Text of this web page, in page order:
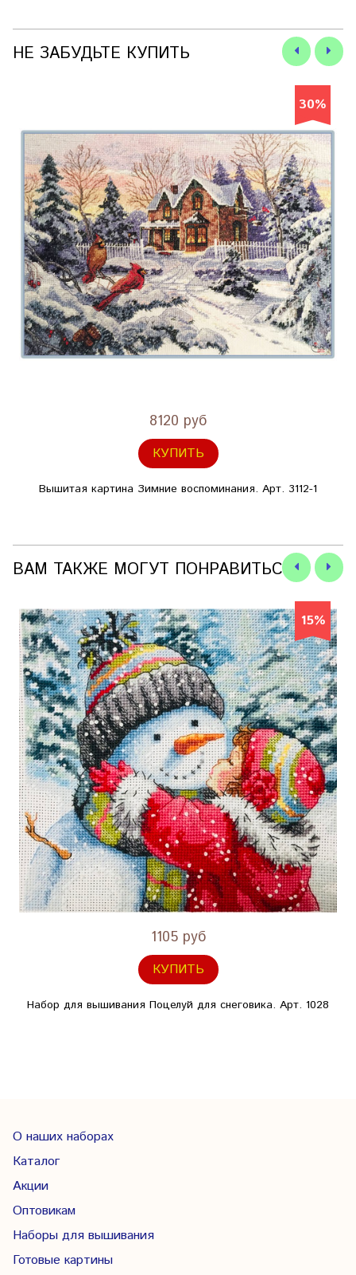
НЕ ЗАБУДЬТЕ КУПИТЬ
30%
8120 руб
КУПИТЬ
Вышитая картина Зимние воспоминания. Арт. 3112-1
ВАМ ТАКЖЕ МОГУТ ПОНРАВИТЬСЯ
15%
1105 руб
КУПИТЬ
Набор для вышивания Поцелуй для снеговика. Арт. 1028
О наших наборах
Каталог
Акции
Оптовикам
Наборы для вышивания
Готовые картины